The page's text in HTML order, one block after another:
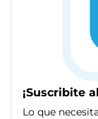
¡Suscribite
Lo que